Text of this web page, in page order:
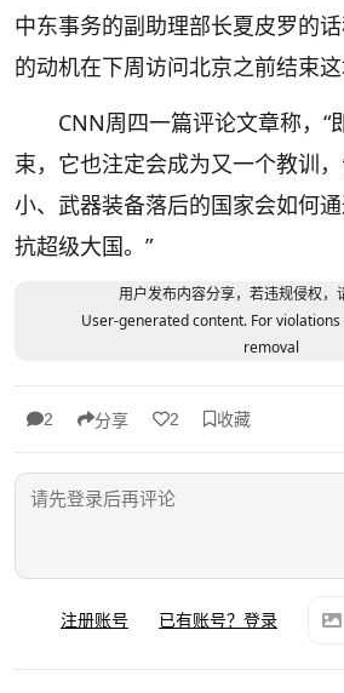
中东事务的副助理部长夏皮罗的
的动机在下周访问北京之前结束
CNN周四一篇评论文章称，“
束，它也注定会成为又一个教训
小、武器装备落后的国家会如何
抗超级大国。”
用户发布内容分享，若违规侵权，
User-generated content. For violations
removal
2 分享 2 收藏
注册账号 已有账号？登录